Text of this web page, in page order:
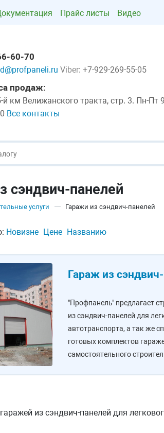
Прайс листы Видео
60-70
Viber: +7-929-269-55-05
продаж:
й км Велижанского тракта, стр. 3. Пн-Пт
Все контакты
сэндвич-панелей
услуги — Гаражи из сэндвич-панелей
Новизне Цене Названию
Гараж из
"Профпанель" предлагает
из сэндвич-панелей для
автотранспорта, а так же
готовых комплектов
самостоятельного
из сэндвич-панелей для